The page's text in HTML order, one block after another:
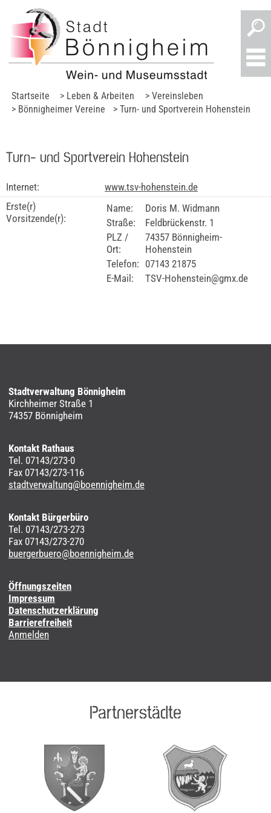
Startseite > Leben & Arbeiten
> Vereinsleben
> Bönnigheimer Vereine
> Turn- und Sportverein Hohenstein
Turn- und Sportverein Hohenstein
Internet:
www.tsv-hohenstein.de
Erste(r)
Vorsitzende(r):
Name:
Doris M. Widmann
Straße:
Feldbrückenstr. 1
PLZ /
Ort:
74357 Bönnigheim-
Hohenstein
Telefon: 07143 21875
E-Mail:
TSV-Hohenstein@gmx.de
Stadtverwaltung Bönnigheim
Kirchheimer Straße 1
74357 Bönnigheim
Kontakt Rathaus
Tel. 07143/273-0
Fax 07143/273-116
stadtverwaltung@boennigheim.de
Kontakt Bürgerbüro
Tel. 07143/273-273
Fax 07143/273-270
buergerbuero@boennigheim.de
Öffnungszeiten
Impressum
Datenschutzerklärung
Barrierefreiheit
Anmelden
Partnerstädte